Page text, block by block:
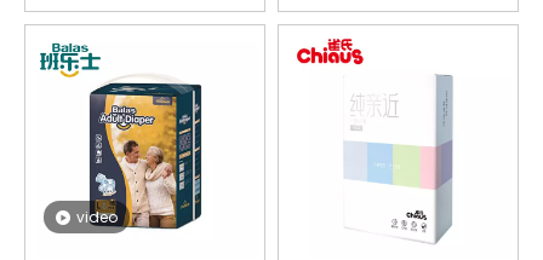
nohavice
video